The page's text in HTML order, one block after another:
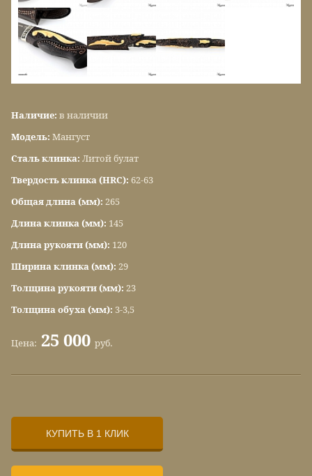
Наличие: в наличии
Модель: Мангуст
Сталь клинка: Литой булат
Твердость клинка (HRC): 62-63
Общая длина (мм): 265
Длина клинка (мм): 145
Длина рукояти (мм): 120
Ширина клинка (мм): 29
Толщина рукояти (мм): 23
Толщина обуха (мм): 3-3,5
Цена: 25 000 руб.
КУПИТЬ В 1 КЛИК